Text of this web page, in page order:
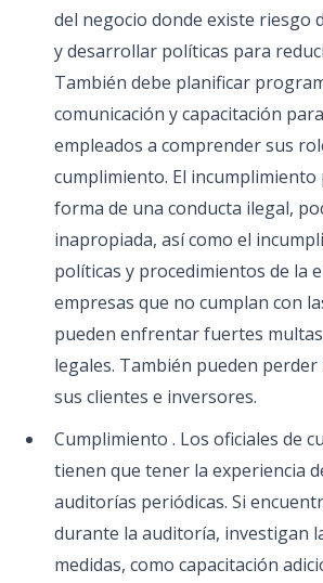
del negocio donde existe riesgo
y desarrollar políticas para
También debe planificar
comunicación y capacitación
empleados a comprender sus
cumplimiento. El incumplimiento
forma de una conducta ilegal,
inapropiada, así como el
políticas y procedimientos de la
empresas que no cumplan con
pueden enfrentar fuertes
legales. También pueden perder
sus clientes e inversores.
Cumplimiento . Los oficiales de
tienen que tener la experiencia
auditorías periódicas. Si
durante la auditoría, investigan
medidas, como capacitación